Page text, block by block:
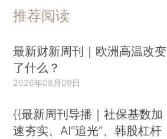
推荐阅读
最新财新周刊｜欧洲高温改变
了什么？
2026年08月09日
{{最新周刊导播｜社保基数加
速夯实、AI“追光”、韩股杠杆